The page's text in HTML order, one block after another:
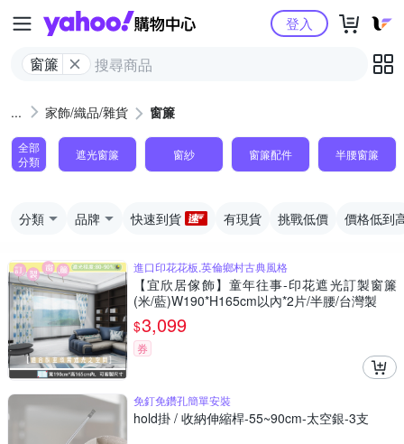
Yahoo購物中心
窗簾
登入
家飾/織品/雜貨 窗簾
全部
分類
遮光窗簾 窗紗 窗簾配件 半腰窗簾
分類 品牌 快速到貨 有現貨 挑戰低價 價格低到
進口印花花板,英倫鄉村古典風格
【宜欣居傢飾】童年往事-印花遮光訂製窗簾
(米/藍)W190*H165cm以內*2片/半腰/台灣製
$3,099
券
免釘免鑽孔簡單安裝
hold掛 / 收納伸縮桿-55~90cm-太空銀-3支